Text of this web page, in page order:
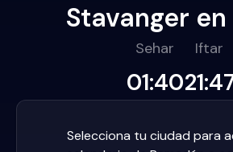
Stavanger
Sehar
01:40
Iftar
Selecciona tu ciudad para